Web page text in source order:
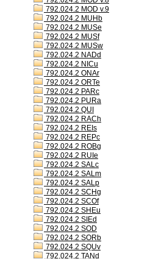
792.024.2 MOD v.9
792.024.2 MUHb
792.024.2 MUSe
792.024.2 MUSf
792.024.2 MUSw
792.024.2 NADd
792.024.2 NICu
792.024.2 ONAr
792.024.2 ORTe
792.024.2 PARc
792.024.2 PURa
792.024.2 QUI
792.024.2 RACh
792.024.2 REIs
792.024.2 REPc
792.024.2 ROBg
792.024.2 RUIe
792.024.2 SALc
792.024.2 SALm
792.024.2 SALp
792.024.2 SCHg
792.024.2 SCOf
792.024.2 SHEu
792.024.2 SIEd
792.024.2 SOD
792.024.2 SORb
792.024.2 SQUv
792.024.2 TANd